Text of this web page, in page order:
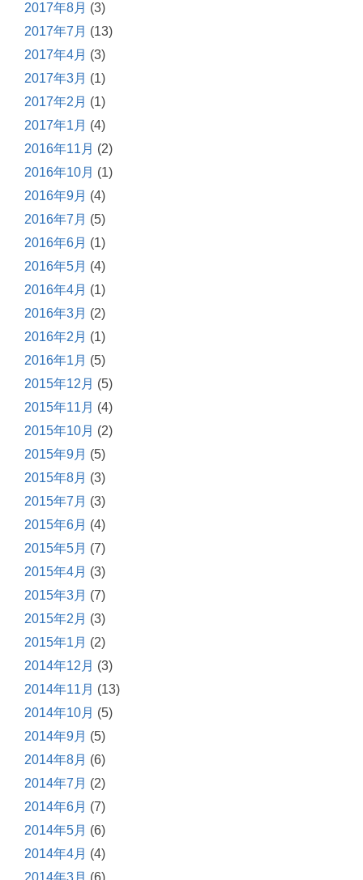
2017年8月 (3)
2017年7月 (13)
2017年4月 (3)
2017年3月 (1)
2017年2月 (1)
2017年1月 (4)
2016年11月 (2)
2016年10月 (1)
2016年9月 (4)
2016年7月 (5)
2016年6月 (1)
2016年5月 (4)
2016年4月 (1)
2016年3月 (2)
2016年2月 (1)
2016年1月 (5)
2015年12月 (5)
2015年11月 (4)
2015年10月 (2)
2015年9月 (5)
2015年8月 (3)
2015年7月 (3)
2015年6月 (4)
2015年5月 (7)
2015年4月 (3)
2015年3月 (7)
2015年2月 (3)
2015年1月 (2)
2014年12月 (3)
2014年11月 (13)
2014年10月 (5)
2014年9月 (5)
2014年8月 (6)
2014年7月 (2)
2014年6月 (7)
2014年5月 (6)
2014年4月 (4)